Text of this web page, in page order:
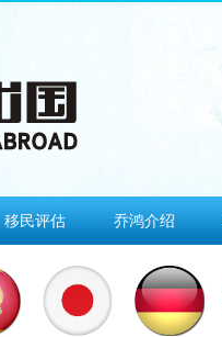
移民评估 乔鸿介绍